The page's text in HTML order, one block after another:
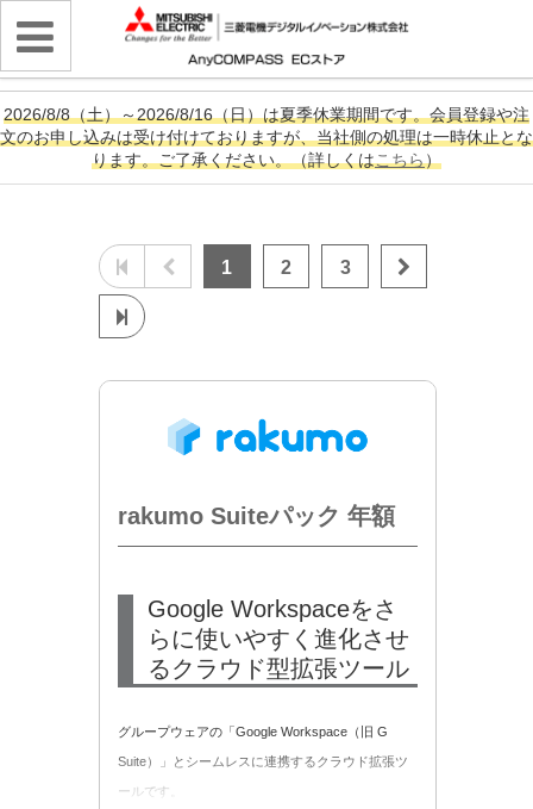
2026/8/8（土）～2026/8/16（日）は夏季休業期間です。会員登録や注
文のお申し込みは受け付けておりますが、当社側の処理は一時休止とな
ります。ご了承ください。（詳しくはこちら）
1 2 3
rakumo Suiteパック 年額
Google Workspaceをさ
らに使いやすく進化させ
るクラウド型拡張ツール
グループウェアの「Google Workspace（旧 G
Suite）」とシームレスに連携するクラウド拡張ツ
ールです。